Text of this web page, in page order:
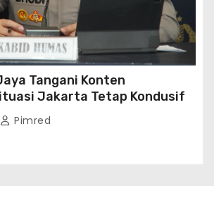
Tangani Konten
Jakarta Tetap Kondusif
Pimred